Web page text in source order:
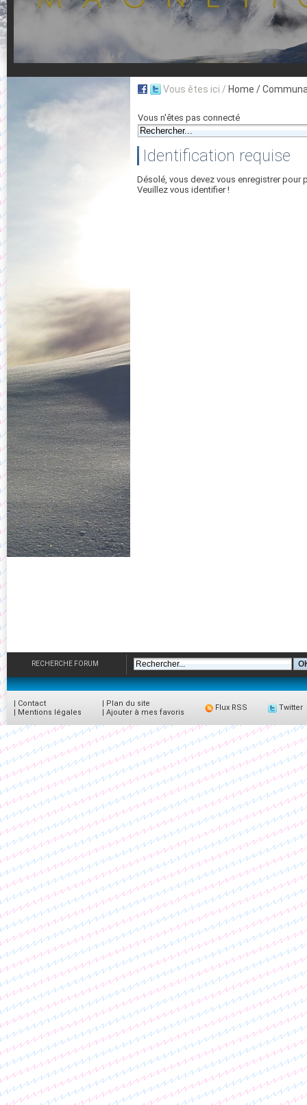
Vous êtes ici / Home /
Vous n'êtes pas connecté
Identification requise
Désolé, vous devez vous enregistrer pour
Veuillez vous identifier !
RECHERCHE FORUM
| Contact
| Mentions légales
| Plan du site
| Ajouter à mes favoris
Flux RSS Twitter